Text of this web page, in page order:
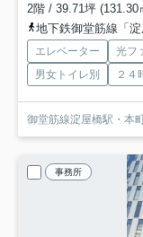
2階 / 39.71坪 (131.30
地下鉄御堂筋線「
エレベーター 光フ
男女トイレ別
２４
御堂筋線淀屋橋駅・本
事務所